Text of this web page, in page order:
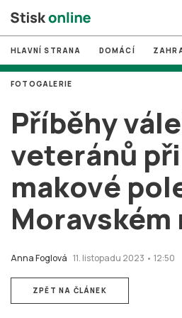
# MUNI
# Brno
# volby
login PŘIHLÁSIT SE
Zapomněli jste heslo?
HLAVNÍ STRANA DOMÁCÍ
Příběhy
veteránů
makové
Anna Foglová 11. listopadu 2023 • 12:50
FOTOGALERIE
ZPĚT NA ČLÁNEK